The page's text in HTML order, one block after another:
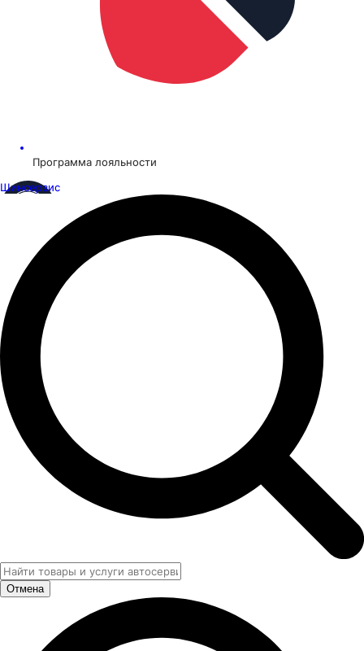
Программа лояльности
Шинсервис
Отмена